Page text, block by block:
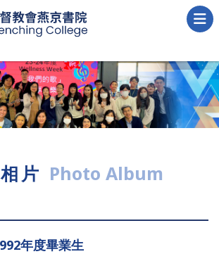
相片 Photo Album
年度畢業生